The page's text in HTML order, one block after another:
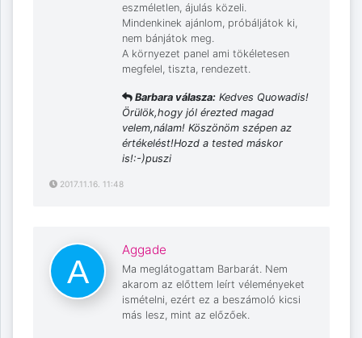
eszméletlen, ájulás közeli.
Mindenkinek ajánlom, próbáljátok ki,
nem bánjátok meg.
A környezet panel ami tökéletesen
megfelel, tiszta, rendezett.
Barbara válasza: Kedves Quowadis!
Örülök,hogy jól érezted magad
velem,nálam! Köszönöm szépen az
értékelést!Hozd a tested máskor
is!:-)puszi
2017.11.16. 11:48
Aggade
Ma meglátogattam Barbarát. Nem
akarom az előttem leírt véleményeket
ismételni, ezért ez a beszámoló kicsi
más lesz, mint az előzőek.